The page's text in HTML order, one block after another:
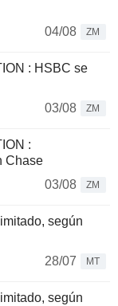
04/08
ZM
: HSBC se
03/08
ZM
:
Chase
03/08
ZM
según
28/07
MT
según